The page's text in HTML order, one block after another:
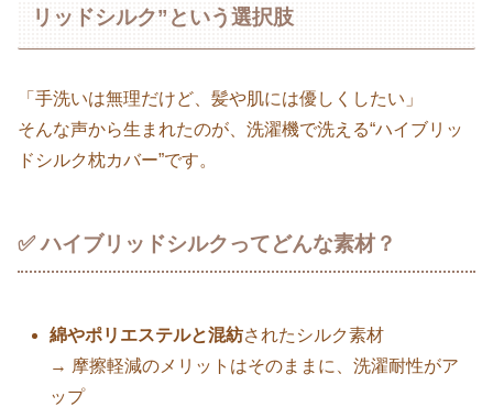
リッドシルク”という選択肢
「手洗いは無理だけど、髪や肌には優しくしたい」
そんな声から生まれたのが、洗濯機で洗える“ハイブリッ
ドシルク枕カバー”です。
✅ ハイブリッドシルクってどんな素材？
綿やポリエステルと混紡されたシルク素材
→ 摩擦軽減のメリットはそのままに、洗濯耐性がア
ップ